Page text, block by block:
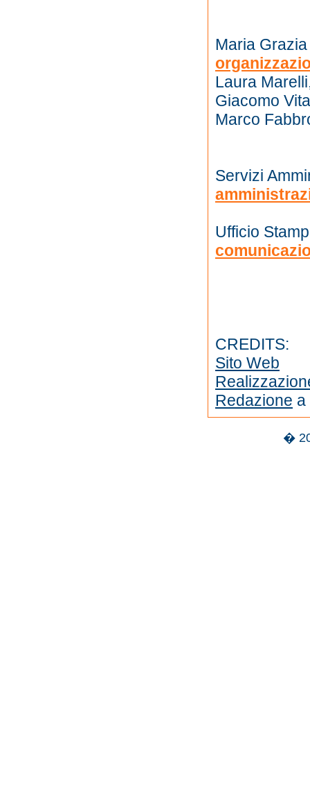
Maria
Laura
Giacomo
Marco
Servizi
Ufficio
CREDITS:
Sito Web
Redazione a
�